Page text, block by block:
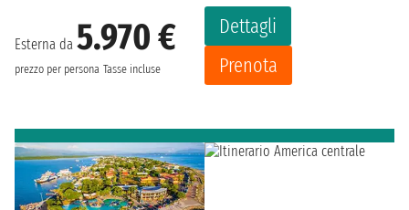
Esterna da 5.970 €
prezzo per persona Tasse incluse
Dettagli
Prenota